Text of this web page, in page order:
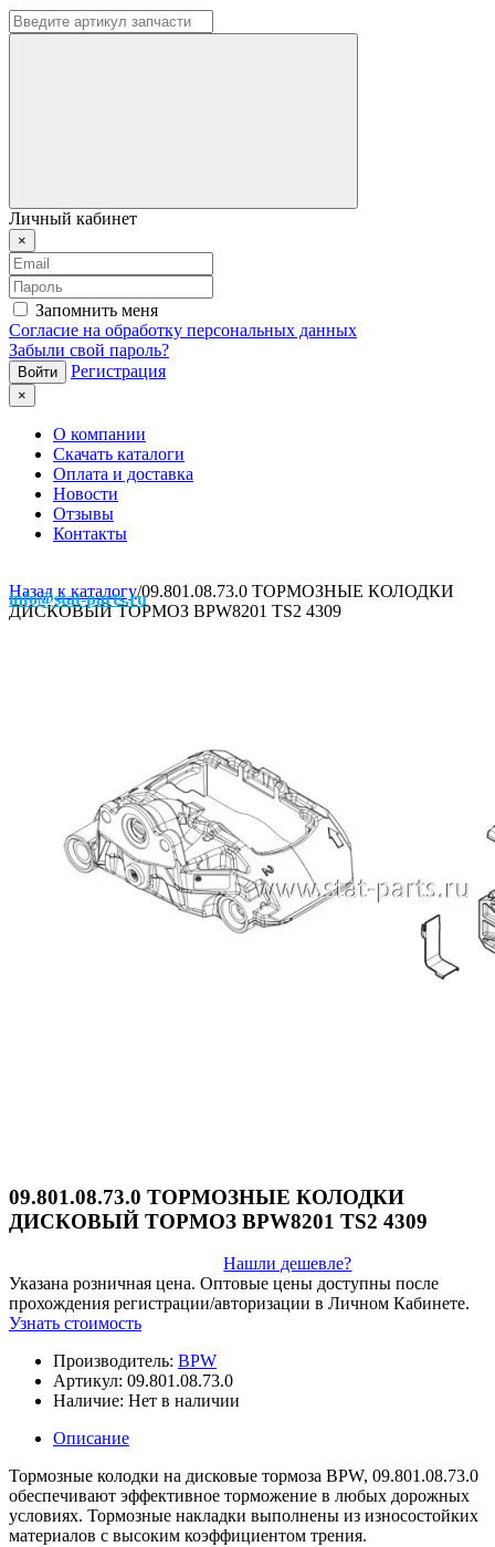
Личный кабинет
×
Запомнить меня
Согласие на обработку персональных данных
Забыли свой пароль?
Регистрация
×
О компании
Скачать каталоги
Оплата и доставка
Новости
Отзывы
Контакты
info@stat-parts.ru
Назад к каталогу/09.801.08.73.0 ТОРМОЗНЫЕ КОЛОДКИ
ДИСКОВЫЙ ТОРМОЗ BPW8201 TS2 4309
09.801.08.73.0 ТОРМОЗНЫЕ КОЛОДКИ
ДИСКОВЫЙ ТОРМОЗ BPW8201 TS2 4309
Нашли дешевле?
Указана розничная цена. Оптовые цены доступны после
прохождения регистрации/авторизации в Личном Кабинете.
Узнать стоимость
Производитель: BPW
Артикул: 09.801.08.73.0
Наличие: Нет в наличии
Описание
Тормозные колодки на дисковые тормоза BPW, 09.801.08.73.0
обеспечивают эффективное торможение в любых дорожных
условиях. Тормозные накладки выполнены из износостойких
материалов с высоким коэффициентом трения.